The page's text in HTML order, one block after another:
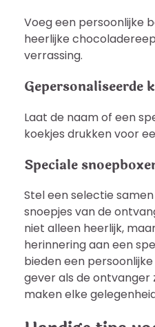
Voeg een persoonlijke
heerlijke
verrassing.
Gepersonaliseerde
Laat de naam of een
koekjes drukken voor
Speciale
Stel een selectie
snoepjes van de
niet alleen heerlijk,
herinnering aan een
bieden een
gever als de ontvanger
maken elke